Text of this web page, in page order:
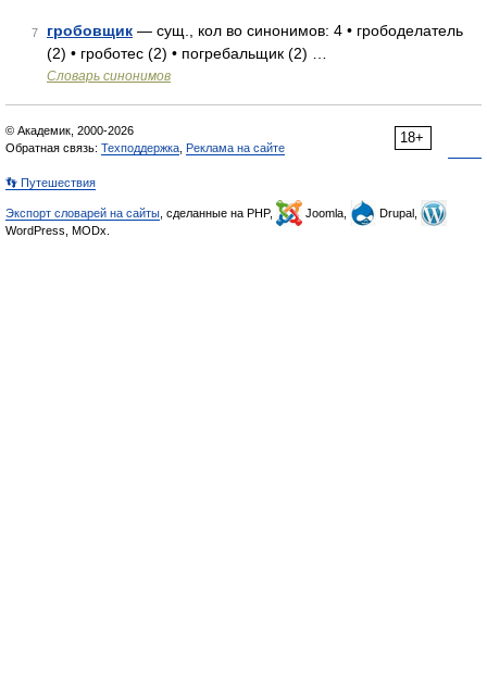
7 гробовщик — сущ., кол во синонимов: 4 • грободелатель
(2) • гроботес (2) • погребальщик (2) …
Словарь синонимов
18+
© Академик, 2000-2026
Обратная связь: Техподдержка Реклама на сайте
👣 Путешествия
Экспорт словарей на сайты , сделанные на PHP, Joomla,
Drupal,
WordPress, MODx.